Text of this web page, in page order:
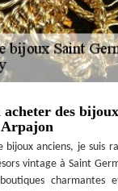
acheter des
bijoux anciens, je suis
vintage à Saint
charmantes